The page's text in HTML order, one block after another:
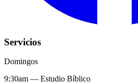
Servicios
Domingos
9:30am — Estudio Bíblico